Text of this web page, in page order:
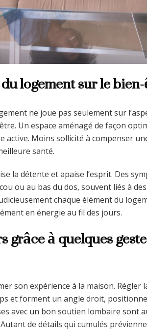
logement sur le
ne joue pas seulement sur
Un espace aménagé de façon
Moins sollicité à compenser
santé.
la détente et apaise l’esprit. Des
ou au bas du dos, souvent liés à
chaque élément du
en énergie au fil des jours.
à quelques
son expérience à la maison. Régler
et forment un angle droit,
avec un bon soutien lombaire sont
de détails qui cumulés